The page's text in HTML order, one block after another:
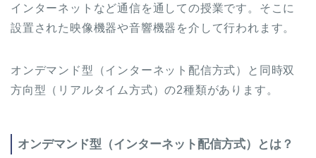
インターネットなど通信を通しての授業です。そこに
設置された映像機器や音響機器を介して行われます。
オンデマンド型（インターネット配信方式）と同時双
方向型（リアルタイム方式）の2種類があります。
オンデマンド型（インターネット配信方式）とは？